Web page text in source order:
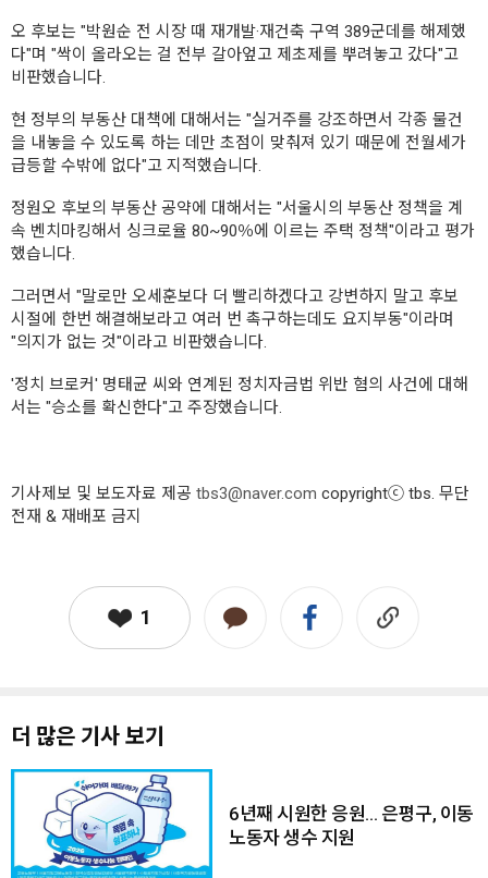
오 후보는 "박원순 전 시장 때 재개발·재건축 구역 389군데를 해제했
다"며 "싹이 올라오는 걸 전부 갈아엎고 제초제를 뿌려놓고 갔다"고
비판했습니다.
현 정부의 부동산 대책에 대해서는 "실거주를 강조하면서 각종 물건
을 내놓을 수 있도록 하는 데만 초점이 맞춰져 있기 때문에 전월세가
급등할 수밖에 없다"고 지적했습니다.
정원오 후보의 부동산 공약에 대해서는 "서울시의 부동산 정책을 계
속 벤치마킹해서 싱크로율 80~90％에 이르는 주택 정책"이라고 평가
했습니다.
그러면서 "말로만 오세훈보다 더 빨리하겠다고 강변하지 말고 후보
시절에 한번 해결해보라고 여러 번 촉구하는데도 요지부동"이라며
"의지가 없는 것"이라고 비판했습니다.
'정치 브로커' 명태균 씨와 연계된 정치자금법 위반 혐의 사건에 대해
서는 "승소를 확신한다"고 주장했습니다.
기사제보 및 보도자료 제공 tbs3@naver.com copyrightⓒ tbs. 무단
전재 & 재배포 금지
1
더 많은 기사 보기
6년째 시원한 응원… 은평구, 이동
노동자 생수 지원